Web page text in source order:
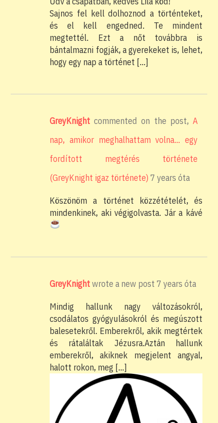
Sajnos fel kell dolhoznod a történteket,
és el kell engedned. Te mindent
megtettél. Ezt a nőt továbbra is
bántalmazni fogják, a gyerekeket is, lehet,
hogy egy nap a történet […]
GreyKnight commented on the post, A
nap, amikor meghalhattam volna… egy
fordított megtérés története
(GreyKnight igaz története) 7 years óta
Köszönöm a történet közzétételét, és
mindenkinek, aki végigolvasta. Jár a kávé
GreyKnightwrote a new post7 years óta
Mindig hallunk nagy változásokról,
csodálatos gyógyulásokról és megúszott
balesetekről. Emberekről, akik megtértek
és rátaláltak Jézusra.Aztán hallunk
emberekről, akiknek megjelent angyal,
halott rokon, meg […]